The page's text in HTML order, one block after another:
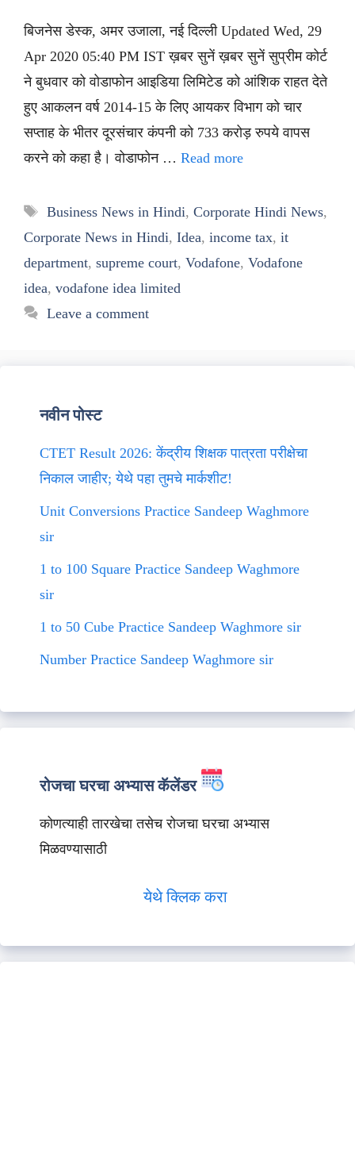
बिजनेस डेस्क, अमर उजाला, नई दिल्ली Updated Wed, 29
Apr 2020 05:40 PM IST ख़बर सुनें ख़बर सुनें सुप्रीम कोर्ट
ने बुधवार को वोडाफोन आइडिया लिमिटेड को आंशिक राहत देते
हुए आकलन वर्ष 2014-15 के लिए आयकर विभाग को चार
सप्ताह के भीतर दूरसंचार कंपनी को 733 करोड़ रुपये वापस
करने को कहा है। वोडाफोन … Read more
Tags
Business News in Hindi, Corporate Hindi News,
Corporate News in Hindi, Idea, income tax, it
department, supreme court, Vodafone, Vodafone
idea, vodafone idea limited
Leave a comment
नवीन पोस्ट
CTET Result 2026: केंद्रीय शिक्षक पात्रता परीक्षेचा
निकाल जाहीर; येथे पहा तुमचे मार्कशीट!
Unit Conversions Practice Sandeep Waghmore
sir
1 to 100 Square Practice Sandeep Waghmore
sir
1 to 50 Cube Practice Sandeep Waghmore sir
Number Practice Sandeep Waghmore sir
रोजचा घरचा अभ्यास कॅलेंडर
कोणत्याही तारखेचा तसेच रोजचा घरचा अभ्यास
मिळवण्यासाठी
येथे क्लिक करा